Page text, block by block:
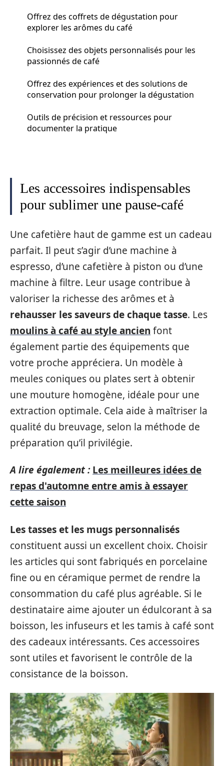
Offrez des coffrets de dégustation pour
explorer les arômes du café
Choisissez des objets personnalisés pour les
passionnés de café
Offrez des expériences et des solutions de
conservation pour prolonger la dégustation
Outils de précision et ressources pour
documenter la pratique
Les accessoires indispensables
pour sublimer une pause-café
Une cafetière haut de gamme est un cadeau
parfait. Il peut s’agir d’une machine à
espresso, d’une cafetière à piston ou d’une
machine à filtre. Leur usage contribue à
valoriser la richesse des arômes et à
rehausser les saveurs de chaque tasse. Les
moulins à café au style ancien font
également partie des équipements que
votre proche appréciera. Un modèle à
meules coniques ou plates sert à obtenir
une mouture homogène, idéale pour une
extraction optimale. Cela aide à maîtriser la
qualité du breuvage, selon la méthode de
préparation qu’il privilégie.
A lire également : Les meilleures idées de
repas d'automne entre amis à essayer
cette saison
Les tasses et les mugs personnalisés
constituent aussi un excellent choix. Choisir
les articles qui sont fabriqués en porcelaine
fine ou en céramique permet de rendre la
consommation du café plus agréable. Si le
destinataire aime ajouter un édulcorant à sa
boisson, les infuseurs et les tamis à café sont
des cadeaux intéressants. Ces accessoires
sont utiles et favorisent le contrôle de la
consistance de la boisson.